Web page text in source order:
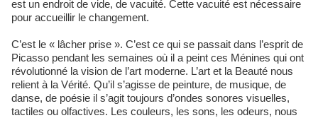
est un endroit de vide, de vacuité. Cette vacuité est nécessaire
pour accueillir le changement.
C’est le « lâcher prise ». C’est ce qui se passait dans l’esprit de
Picasso pendant les semaines où il a peint ces Ménines qui ont
révolutionné la vision de l’art moderne. L’art et la Beauté nous
relient à la Vérité. Qu’il s’agisse de peinture, de musique, de
danse, de poésie il s’agit toujours d’ondes sonores visuelles,
tactiles ou olfactives. Les couleurs, les sons, les odeurs, nous